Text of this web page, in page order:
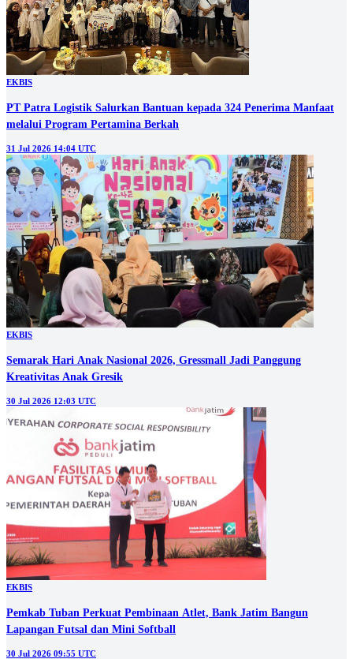
EKBIS
PT Patra Logistik Salurkan Bantuan kepada 324 Penerima Manfaat
melalui Program Pertamina Berkah
31 Jul 2026 14:04 UTC
EKBIS
Semarak Hari Anak Nasional 2026, Gressmall Jadi Panggung
Kreativitas Anak Gresik
30 Jul 2026 12:03 UTC
EKBIS
Pemkab Tuban Perkuat Pembinaan Atlet, Bank Jatim Bangun
Lapangan Futsal dan Mini Softball
30 Jul 2026 09:55 UTC